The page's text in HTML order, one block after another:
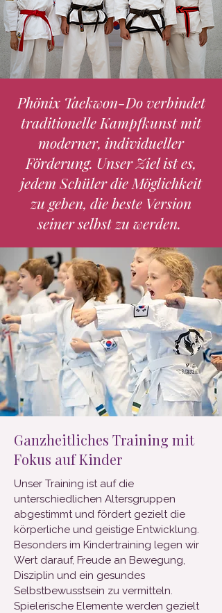
Phönix Taekwon-Do verbindet
traditionelle Kampfkunst mit
moderner, individueller
Förderung. Unser Ziel ist es,
jedem Schüler die Möglichkeit
zu geben, die beste Version
seiner selbst zu werden.
Ganzheitliches Training mit
Fokus auf Kinder
Unser Training ist auf die
unterschiedlichen Altersgruppen
abgestimmt und fördert gezielt die
körperliche und geistige Entwicklung.
Besonders im Kindertraining legen wir
Wert darauf, Freude an Bewegung,
Disziplin und ein gesundes
Selbstbewusstsein zu vermitteln.
Spielerische Elemente werden gezielt